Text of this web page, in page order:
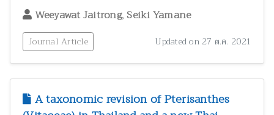
Weeyawat Jaitrong, Seiki Yamane
Journal Article Updated on 27 ต.ค. 2021
A taxonomic revision of Pterisanthes